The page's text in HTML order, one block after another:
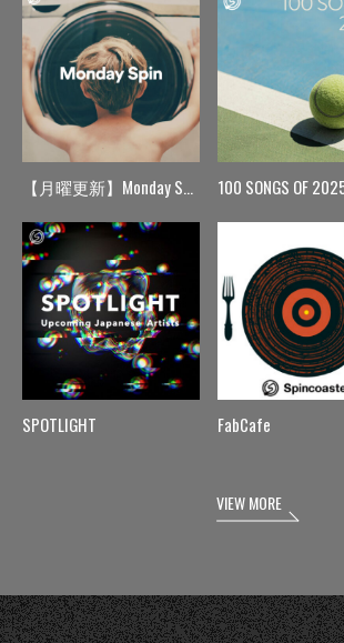
【月曜更新】Monday Spin
SPOTLIGHT
100 SONGS OF
FabCafe
VIEW MORE